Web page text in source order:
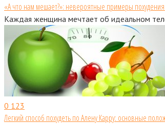
«А что нам мешает?»: невероятные примеры
Каждая женщина мечтает об идеальном
0 123
Легкий способ похудеть по Алену Карру: основные